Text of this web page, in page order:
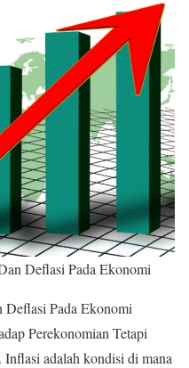
Deflasi Pada Ekonomi
Deflasi Pada Ekonomi
Perekonomian Tetapi
adalah kondisi di mana